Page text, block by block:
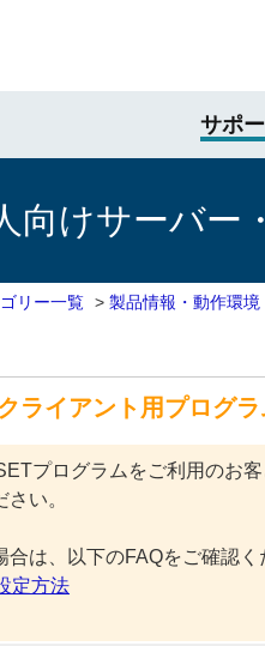
サポ
けサーバー
リー一覧 > 製品情報・動作環境
ライアント用プログ
プログラムをご利用のお
い。
は、以下のFAQをご確認く
定方法